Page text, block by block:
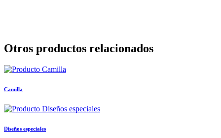
Otros productos relacionados
Camilla
Diseños especiales